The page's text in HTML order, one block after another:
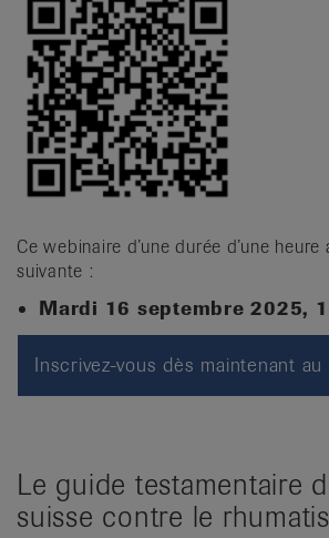
Ce webinaire d’une durée d’une
suivante :
Mardi 16 septembre 2025,
Inscrivez-vous dès maintenant
Le guide testamentaire
suisse contre le